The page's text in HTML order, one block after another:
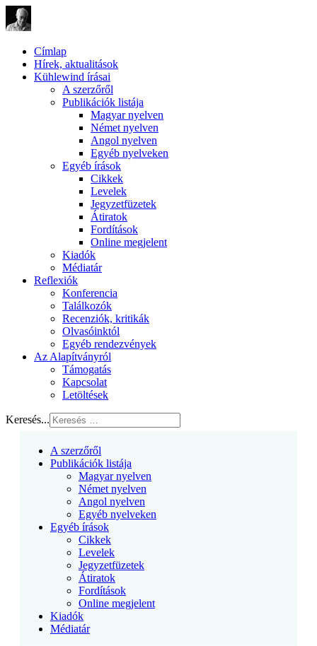
Címlap
Hírek, aktualitások
Kühlewind írásai
A szerzőről
Publikációk listája
Magyar nyelven
Német nyelven
Angol nyelven
Egyéb nyelveken
Egyéb írások
Cikkek
Levelek
Jegyzetfüzetek
Átiratok
Fordítások
Online megjelent
Kiadók
Médiatár
Reflexiók
Konferencia
Találkozók
Recenziók, kritikák
Olvasóinktól
Egyéb rendezvények
Az Alapítványról
Támogatás
Kapcsolat
Letöltések
Keresés...
A szerzőről
Publikációk listája
Magyar nyelven
Német nyelven
Angol nyelven
Egyéb nyelveken
Egyéb írások
Cikkek
Levelek
Jegyzetfüzetek
Átiratok
Fordítások
Online megjelent
Kiadók
Médiatár